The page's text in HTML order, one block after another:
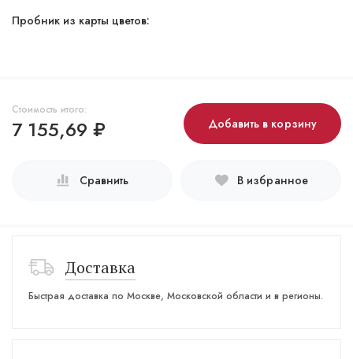
Пробник из карты цветов:
Стоимость итого:
7 155,69 ₽ Добавить в корзину
Сравнить В избранное
Доставка
Быстрая доставка по Москве, Московской области и в регионы.